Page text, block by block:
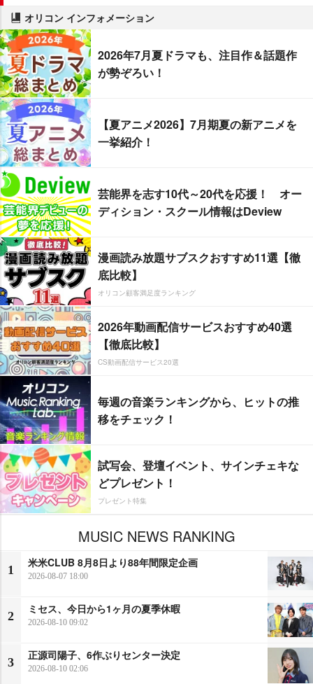
オリコン インフォメーション
2026年7月夏ドラマも、注目作＆話題作
が勢ぞろい！
【夏アニメ2026】7月期夏の新アニメを
一挙紹介！
芸能界を志す10代～20代を応援！ オー
ディション・スクール情報はDeview
漫画読み放題サブスクおすすめ11選【徹
底比較】
オリコン顧客満足度ランキング
2026年動画配信サービスおすすめ40選
【徹底比較】
CS動画配信サービス20選
毎週の音楽ランキングから、ヒットの推
移をチェック！
試写会、登壇イベント、サインチェキな
どプレゼント！
プレゼント特集
MUSIC NEWS RANKING
1
米米CLUB 8月8日より88年間限定企画
2026-08-07 18:00
2
ミセス、今日から1ヶ月の夏季休暇
2026-08-10 09:02
3
正源司陽子、6作ぶりセンター決定
2026-08-10 02:06